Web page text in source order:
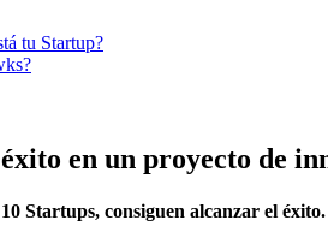
tu Startup?
en un proyecto de
Startups, consiguen alcanzar el éxito.